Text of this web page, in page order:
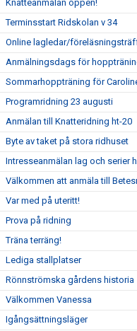
Knatteanmälan öppen!
Terminsstart Ridskolan v 34
Online lagledar/
Anmälningsdags för
Sommarhoppträning för
Programridning 23 augusti
Anmälan till Knatteridning ht-20
Byte av taket på stora ridhuset
Intresseanmälan lag och serier
Välkommen att anmäla till
Var med på uteritt!
Prova på ridning
Träna terräng!
Lediga stallplatser
Rönnströmska gårdens historia
Välkommen Vanessa
Igångsättningsläger